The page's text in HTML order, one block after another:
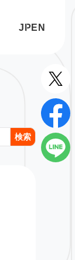
JP EN
検索